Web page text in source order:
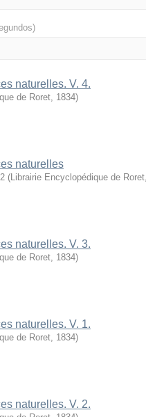
naturelles. V. 4.
de Roret, 1834)
naturelles
(Librairie Encyclopédique de Roret,
naturelles. V. 3.
de Roret, 1834)
naturelles. V. 1.
de Roret, 1834)
naturelles. V. 2.